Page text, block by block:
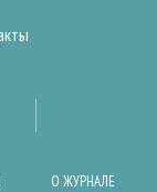
О ЖУРНАЛЕ